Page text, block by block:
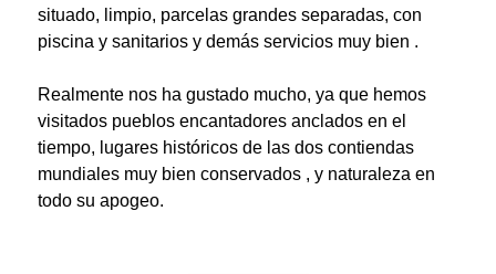
situado, limpio, parcelas grandes separadas, con
piscina y sanitarios y demás servicios muy bien .
Realmente nos ha gustado mucho, ya que hemos
visitados pueblos encantadores anclados en el
tiempo, lugares históricos de las dos contiendas
mundiales muy bien conservados , y naturaleza en
todo su apogeo.